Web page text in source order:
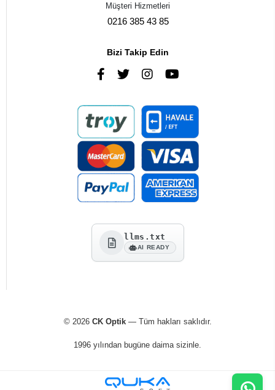
Müşteri Hizmetleri
0216 385 43 85
Bizi Takip Edin
llms.txt
AI READY
© 2026 CK Optik— Tüm hakları saklıdır.
1996 yılından bugüne daima sizinle.